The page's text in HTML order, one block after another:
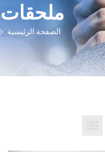
ملحقات
الصفحة الرئيسية